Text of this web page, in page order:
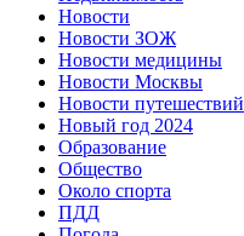
Новости
Новости ЗОЖ
Новости медицины
Новости Москвы
Новости путешествий
Новый год 2024
Образование
Общество
Около спорта
ПДД